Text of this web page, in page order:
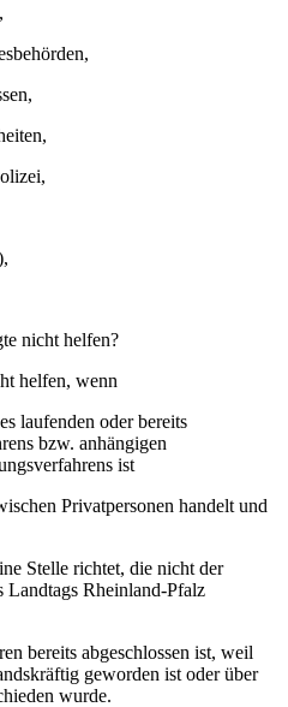
nicht helfen?
helfen, wenn
laufenden oder bereits
bzw. anhängigen
ist
Privatpersonen handelt und
Stelle richtet, die nicht der
Landtags Rheinland-Pfalz
bereits abgeschlossen ist, weil
geworden ist oder über
wurde.